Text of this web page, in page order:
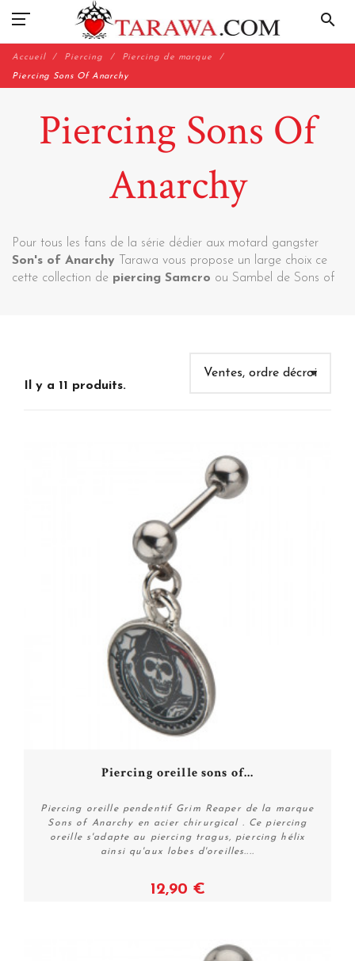
search
Accueil Piercing Piercing de marque
Piercing Sons Of Anarchy
Piercing Sons Of
Anarchy
Pour tous les fans de la série dédier aux motard gangster
Son's of Anarchy Tarawa vous propose un large choix ce
cette collection de piercing Samcro ou Sambel de Sons of
Il y a 11 produits.
Voir
Piercing oreille sons of...
Piercing oreille pendentif Grim Reaper de la marque
Sons of Anarchy en acier chirurgical . Ce piercing
oreille s'adapte au piercing tragus, piercing hélix
ainsi qu'aux lobes d'oreilles....
12,90 €